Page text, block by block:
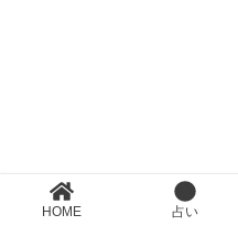
HOME 占い